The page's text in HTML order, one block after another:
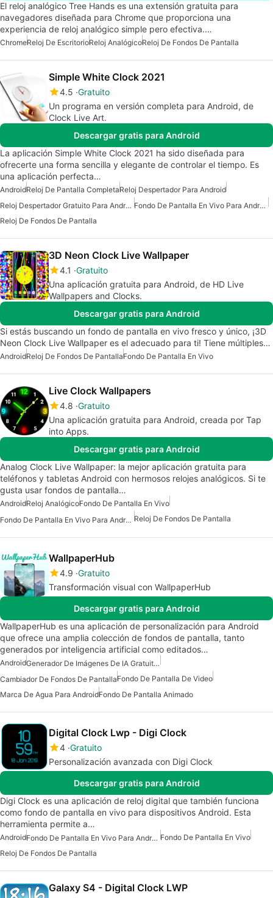
El reloj analógico Tree Hands es una extensión gratuita para
navegadores diseñada para Chrome que proporciona una
experiencia de reloj analógico simple pero efectiva.…
ChromeReloj De EscritorioReloj AnalógicoReloj De Fondos De Pantalla
Simple White Clock 2021
4.5 Gratuito
Un programa en versión completa para Android, de
Clock Live Art.
Descargar gratis para Android
La aplicación Simple White Clock 2021 ha sido diseñada para
ofrecerte una forma sencilla y elegante de controlar el tiempo. Es
una aplicación perfecta…
AndroidReloj De Pantalla CompletaReloj Despertador Para Android
Reloj Despertador Gratuito Para Android
Fondo De Pantalla En Vivo Para Android
Reloj De Fondos De Pantalla
3D Neon Clock Live Wallpaper
4.1 Gratuito
Una aplicación gratuita para Android, de HD Live
Wallpapers and Clocks.
Descargar gratis para Android
Si estás buscando un fondo de pantalla en vivo fresco y único, ¡3D
Neon Clock Live Wallpaper es el adecuado para ti! Tiene múltiples…
AndroidReloj De Fondos De PantallaFondo De Pantalla En Vivo
Live Clock Wallpapers
4.8 Gratuito
Una aplicación gratuita para Android, creada por Tap
into Apps.
Descargar gratis para Android
Analog Clock Live Wallpaper: la mejor aplicación gratuita para
teléfonos y tabletas Android con hermosos relojes analógicos. Si te
gusta usar fondos de pantalla…
AndroidReloj AnalógicoFondo De Pantalla En Vivo
Fondo De Pantalla En Vivo Para Android Reloj De Fondos De Pantalla
WallpaperHub
4.9 Gratuito
Transformación visual con WallpaperHub
Descargar gratis para Android
WallpaperHub es una aplicación de personalización para Android
que ofrece una amplia colección de fondos de pantalla, tanto
generados por inteligencia artificial como editados…
Android
Generador De Imágenes De IA Gratuito Para Android
Cambiador De Fondos De PantallaFondo De Pantalla De Video
Marca De Agua Para AndroidFondo De Pantalla Animado
Digital Clock Lwp - Digi Clock
4 Gratuito
Personalización avanzada con Digi Clock
Descargar gratis para Android
Digi Clock es una aplicación de reloj digital que también funciona
como fondo de pantalla en vivo para dispositivos Android. Esta
herramienta permite a…
Android Fondo De Pantalla En Vivo Para Android Fondo De Pantalla En Vivo
Reloj De Fondos De Pantalla
Galaxy S4 - Digital Clock LWP